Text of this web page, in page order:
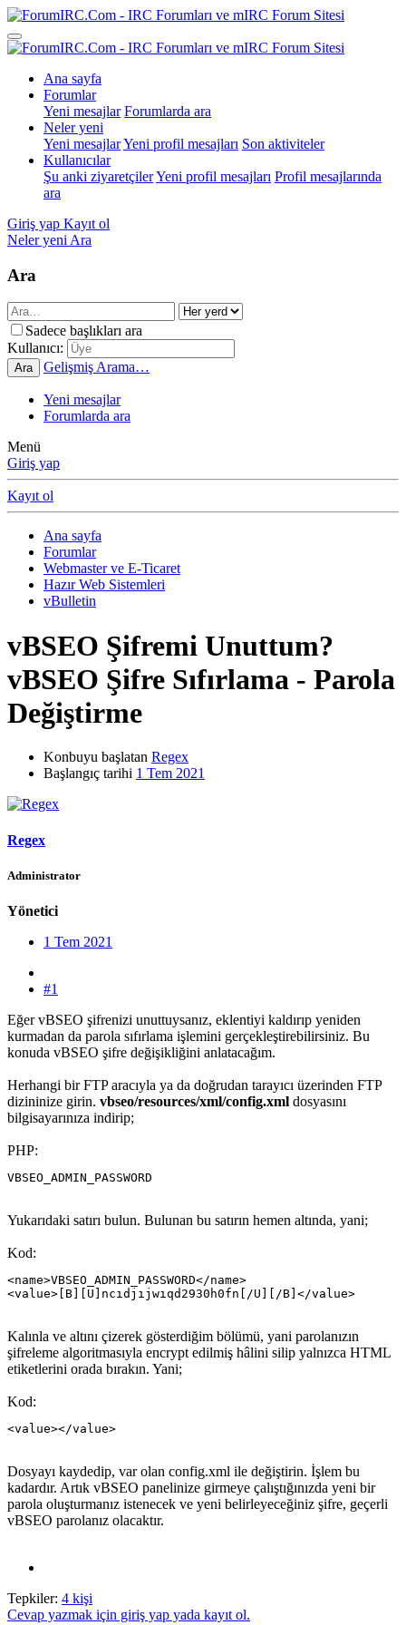
Ana sayfa
Forumlar
Yeni mesajlar Forumlarda ara
Neler yeni
Yeni mesajlarYeni profil mesajları Son aktiviteler
Kullanıcılar
Şu anki ziyaretçilerYeni profil mesajları Profil mesajlarında
ara
Giriş yap Kayıt ol
Neler yeni Ara
Ara
Sadece başlıkları ara
Kullanıcı:
Ara Gelişmiş Arama…
Yeni mesajlar
Forumlarda ara
Menü
Giriş yap
Kayıt ol
Ana sayfa
Forumlar
Webmaster ve E-Ticaret
Hazır Web Sistemleri
vBulletin
vBSEO Şifremi Unuttum?
vBSEO Şifre Sıfırlama - Parola
Değiştirme
Konbuyu başlatan Regex
Başlangıç tarihi 1 Tem 2021
Regex
Administrator
Yönetici
1 Tem 2021
#1
Eğer vBSEO şifrenizi unuttuysanız, eklentiyi kaldırıp yeniden
kurmadan da parola sıfırlama işlemini gerçekleştirebilirsiniz. Bu
konuda vBSEO şifre değişikliğini anlatacağım.
Herhangi bir FTP aracıyla ya da doğrudan tarayıcı üzerinden FTP
dizininize girin. vbseo/resources/xml/config.xml dosyasını
bilgisayarınıza indirip;
PHP:
VBSEO_ADMIN_PASSWORD
Yukarıdaki satırı bulun. Bulunan bu satırın hemen altında, yani;
Kod:
<name>VBSEO_ADMIN_PASSWORD</name>
<value>[B][U]ncıdjıjwıqd2930h0fn[/U][/B]</value>
Kalınla ve altını çizerek gösterdiğim bölümü, yani parolanızın
şifreleme algoritmasıyla encrypt edilmiş hâlini silip yalnızca HTML
etiketlerini orada bırakın. Yani;
Kod:
<value></value>
Dosyayı kaydedip, var olan config.xml ile değiştirin. İşlem bu
kadardır. Artık vBSEO panelinize girmeye çalıştığınızda yeni bir
parola oluşturmanız istenecek ve yeni belirleyeceğiniz şifre, geçerli
vBSEO parolanız olacaktır.
Tepkiler: 4 kişi
Cevap yazmak için giriş yap yada kayıt ol.